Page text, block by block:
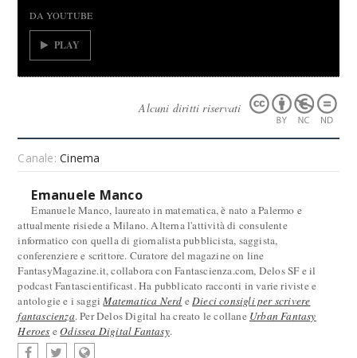
DA YOUTUBE
PLAY
Alcuni diritti riservati
Canale:Cinema
Emanuele Manco
Emanuele Manco, laureato in matematica, è nato a Palermo e
attualmente risiede a Milano. Alterna l'attività di consulente
informatico con quella di giornalista pubblicista, saggista,
conferenziere e scrittore. Curatore del magazine on line
FantasyMagazine.it, collabora con Fantascienza.com, Delos SF e il
podcast Fantascientificast. Ha pubblicato racconti in varie riviste e
antologie e i saggiMatematica Nerd eDieci consigli per scrivere
fantascienza. Per Delos Digital ha creato le collane Urban Fantasy
Heroes eOdissea Digital Fantasy.